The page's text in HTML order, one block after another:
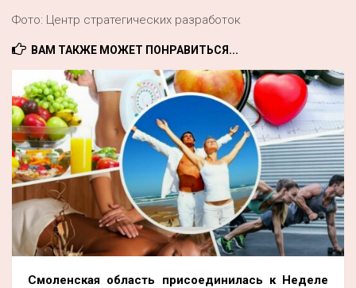
Фото: Центр стратегических разработок
ВАМ ТАКЖЕ МОЖЕТ ПОНРАВИТЬСЯ...
Смоленская область присоединилась к Неделе